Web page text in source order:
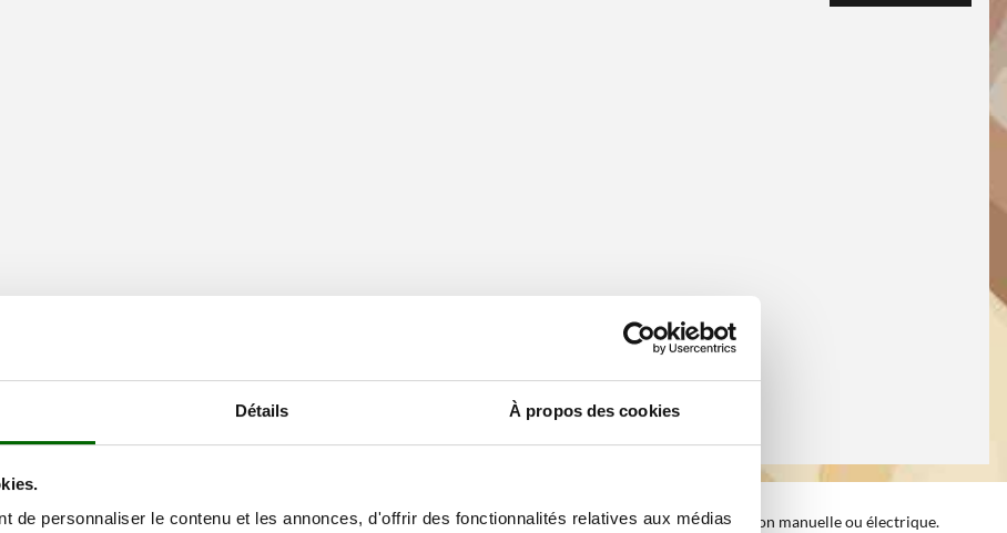
Détails À propos des cookies
de personnaliser le contenu et les annonces, d'offrir des fonctionnalités relatives aux médias
dans la production de moulins domestiques pour la farine et d’appareils pour le floconnage de céréales de façon manuelle ou électrique.